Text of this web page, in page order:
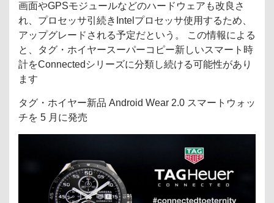
画面やGPSモジュールなどのハードウェアも改良さ
れ、プロセッサ引続きIntelプロセッサ使用するため、
アップグレードされる予定だという。 この情報による
と、タグ・ホイヤースーパーコピー新しいスマート時
計をConnectedシリーズに分類し続ける可能性があり
ます
タグ・ホイヤー新品 Android Wear 2.0 スマートウォッ
チを 5 月に発売